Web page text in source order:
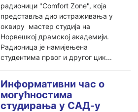
радионици "Comfort Zone", која
представља дио истраживања у
оквиру мастер студија на
Норвешкој драмској академији.
Радионица је намијењена
студентима првог и другог цик...
Информативни час о
могућностима
студирања у САД-у